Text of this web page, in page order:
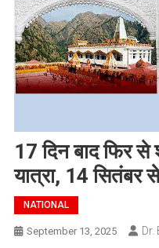
17 दिन बाद फिर से
यात्रा, 14
NATIONAL
September 13, 2025 Dr.